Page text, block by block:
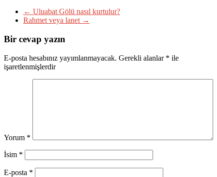
← Uluabat Gölü nasıl kurtulur?
Rahmet veya lanet →
Bir cevap yazın
E-posta hesabınız yayımlanmayacak. Gerekli alanlar * ile
işaretlenmişlerdir
Yorum *
İsim *
E-posta *